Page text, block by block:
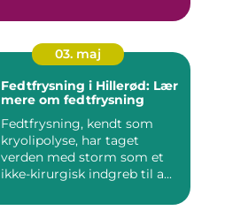
03. maj
Fedtfrysning i Hillerød: Lær
mere om fedtfrysning
Fedtfrysning, kendt som
kryolipolyse, har taget
verden med storm som et
ikke-kirurgisk indgreb til a...